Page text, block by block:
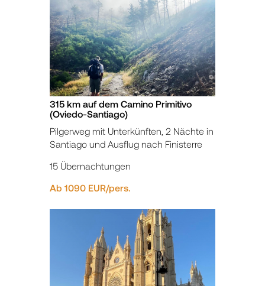
315 km auf dem Camino Primitivo
(Oviedo-Santiago)
Pilgerweg mit Unterkünften, 2 Nächte in
Santiago und Ausflug nach Finisterre
15 Übernachtungen
Ab 1090 EUR/pers.